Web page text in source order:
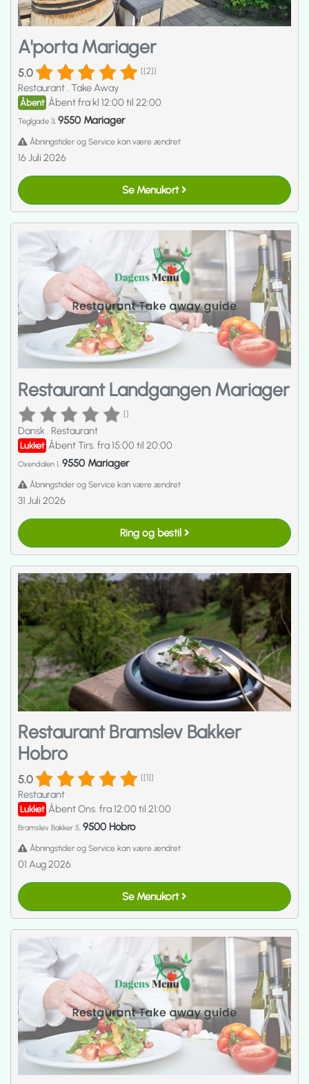
A'porta Mariager
5.0 [[2]]
Restaurant. Take Away
Åbent Åbent fra kl 12:00 til 22:00
Teglgade 3, 9550 Mariager
Åbningstider og Service kan være ændret
16 Juli 2026
Se Menukort
Restaurant Landgangen Mariager
[]
Dansk. Restaurant
Lukket Åbent Tirs. fra 15:00 til 20:00
Oxendalen 1, 9550 Mariager
Åbningstider og Service kan være ændret
31 Juli 2026
Ring og bestil
Restaurant Bramslev Bakker
Hobro
5.0 [[1]]
Restaurant
Lukket Åbent Ons. fra 12:00 til 21:00
Bramslev Bakker 5, 9500 Hobro
Åbningstider og Service kan være ændret
01 Aug 2026
Se Menukort